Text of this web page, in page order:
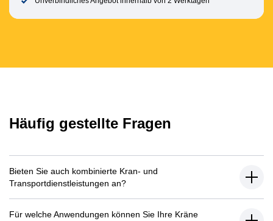
Häufig gestellte Fragen
Bieten Sie auch kombinierte Kran- und
Transportdienstleistungen an?
Für welche Anwendungen können Sie Ihre Kräne